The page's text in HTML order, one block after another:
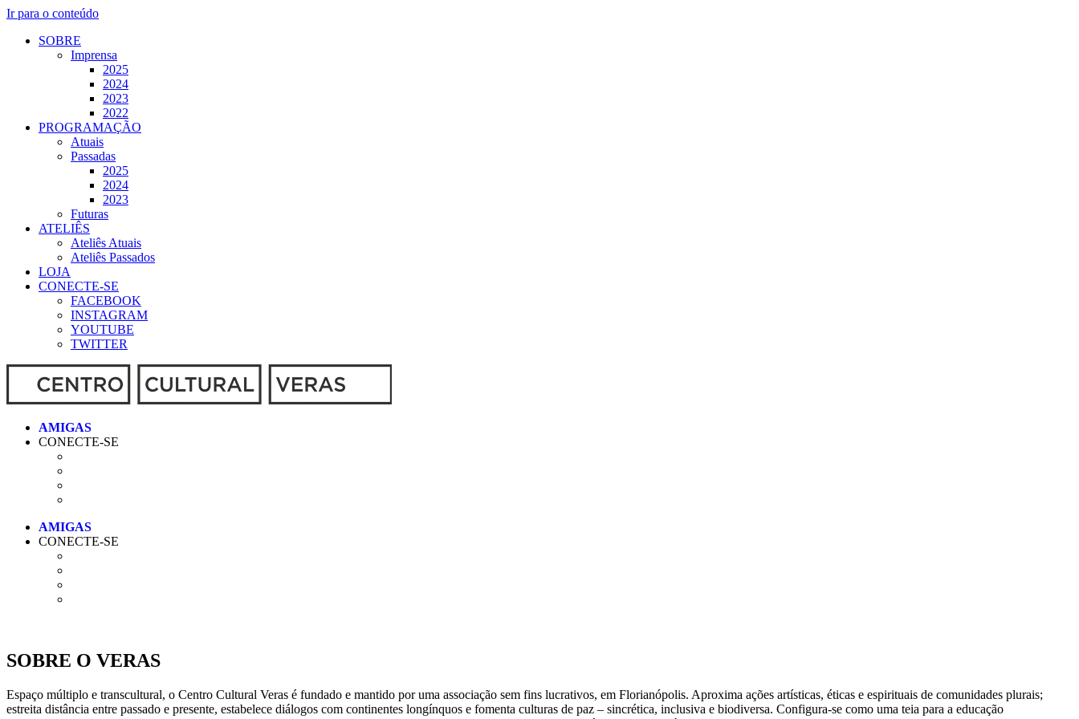
Ir para o conteúdo
SOBRE
Imprensa
2025
2024
2023
2022
PROGRAMAÇÃO
Atuais
Passadas
2025
2024
2023
Futuras
ATELIÊS
Ateliês Atuais
Ateliês Passados
LOJA
CONECTE-SE
FACEBOOK
INSTAGRAM
YOUTUBE
TWITTER
CONECTE-SE
CONECTE-SE
SOBRE O VERAS
Espaço múltiplo e transcultural, o Centro Cultural Veras é fundado e mantido por uma associação sem fins lucrativos, em Florianópolis. Aproxima ações artísticas, éticas e espirituais de comunidades plurais;
estreita distância entre passado e presente, estabelece diálogos com continentes longínquos e fomenta culturas de paz – sincrética, inclusiva e biodiversa. Configura-se como uma teia para a educação